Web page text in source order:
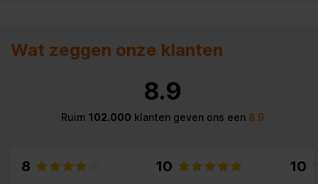
Wat zeggen onze klanten
8.9
Ruim 102.000 klanten geven ons een8.9
8 10 10